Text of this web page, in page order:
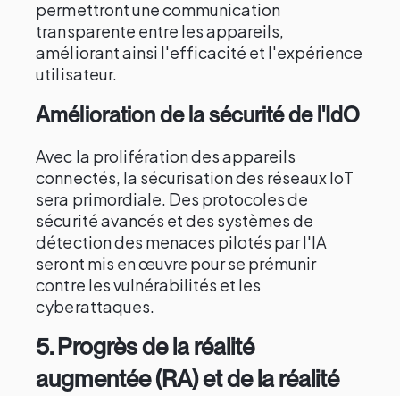
permettront une communication
transparente entre les appareils,
améliorant ainsi l'efficacité et l'expérience
utilisateur.
Amélioration de la sécurité de l'IdO
Avec la prolifération des appareils
connectés, la sécurisation des réseaux IoT
sera primordiale. Des protocoles de
sécurité avancés et des systèmes de
détection des menaces pilotés par l'IA
seront mis en œuvre pour se prémunir
contre les vulnérabilités et les
cyberattaques.
5.Progrès de la réalité
augmentée (RA) et de la réalité